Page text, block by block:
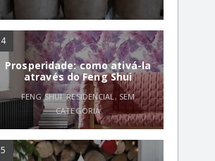
4
Prosperidade: como ativá-la
através do Feng Shui
FENG SHUI,RESIDENCIAL, SEM
CATEGORIA
5